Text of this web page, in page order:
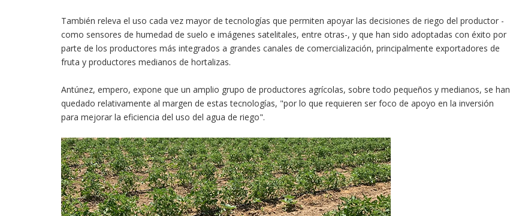
También releva el uso cada vez mayor de tecnologías que permiten apoyar las decisiones de riego del productor -
como sensores de humedad de suelo e imágenes satelitales, entre otras-, y que han sido adoptadas con éxito por
parte de los productores más integrados a grandes canales de comercialización, principalmente exportadores de
fruta y productores medianos de hortalizas.
Antúnez, empero, expone que un amplio grupo de productores agrícolas, sobre todo pequeños y medianos, se han
quedado relativamente al margen de estas tecnologías, "por lo que requieren ser foco de apoyo en la inversión
para mejorar la eficiencia del uso del agua de riego".